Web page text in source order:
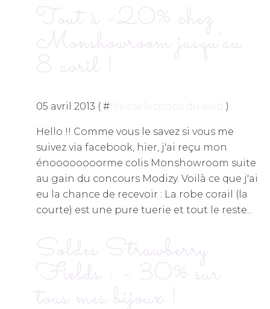
Tout à -20% chez
Monshowroom jusqu'au
8 avril !
05 avril 2013 ( #Mes sélections du web )
Hello !! Comme vous le savez si vous me
suivez via facebook, hier, j'ai reçu mon
énoooooooorme colis Monshowroom suite
au gain du concours Modizy. Voilà ce que j'ai
eu la chance de recevoir : La robe corail (la
courte) est une pure tuerie et tout le reste...
Soldes Strawberry
Fields : - 30% sur
tous mes bijoux !